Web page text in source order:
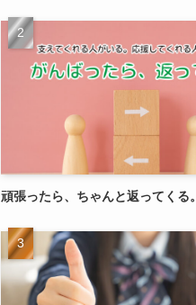
頑張ったら、ちゃんと返ってくる。